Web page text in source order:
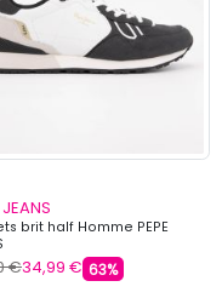
brit half Homme PEPE
€34,99 € 63%